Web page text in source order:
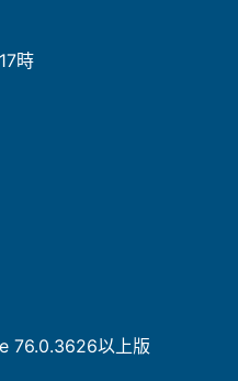
時
76.0.3626以上版